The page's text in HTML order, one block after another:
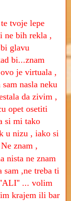
tvoje lepe
ne bih rekla ,
glavu
bi...znam
je virtuala ,
nasla neku
da zivim ,
opet osetiti
si mi tako
u nizu , iako si
Ne znam ,
nista ne znam
,ne treba ti
... volim
krajem ili bar